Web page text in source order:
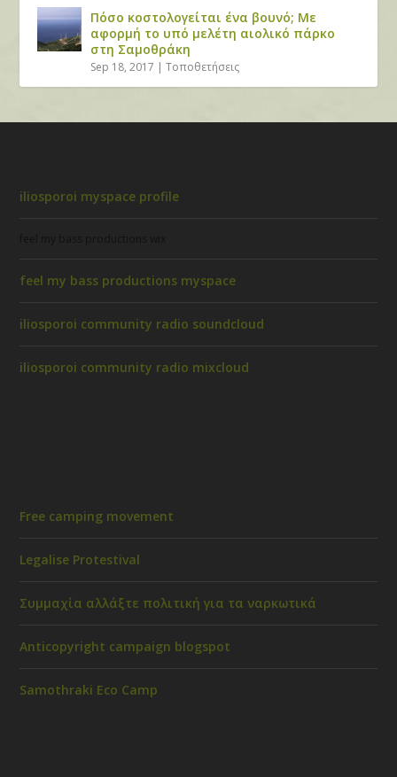
Πόσο κοστολογείται ένα βουνό; Με
αφορμή το υπό μελέτη αιολικό πάρκο
στη Σαμοθράκη
Sep 18, 2017 |Τοποθετήσεις
iliosporoi myspace profile
feel my bass productions myspace
iliosporoi community radio soundcloud
iliosporoi community radio mixcloud
Free camping movement
Legalise Protestival
Συμμαχία αλλάξτε πολιτική για τα ναρκωτικά
Anticopyright campaign blogspot
Samothraki Eco Camp